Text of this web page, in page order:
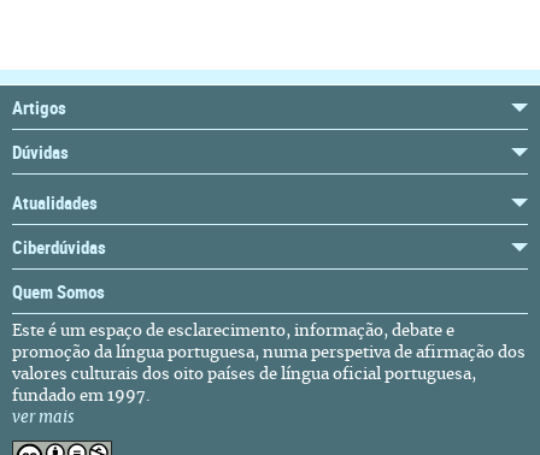
Artigos
Dúvidas
Atualidades
Ciberdúvidas
Quem Somos
Este é um espaço de esclarecimento, informação, debate e
promoção da língua portuguesa, numa perspetiva de afirmação dos
valores culturais dos oito países de língua oficial portuguesa,
fundado em 1997.
ver mais